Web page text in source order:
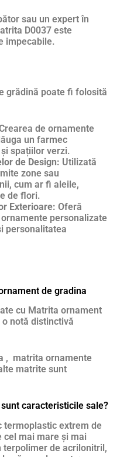
sau un expert în
D0037 este
impecabile.
grădină poate fi folosită
de ornamente
un farmec
spațiilor verzi.
de Design: Utilizată
zone sau
cum ar fi aleile,
de flori.
Exterioare: Oferă
personalizate
personalitatea
de gradina
cu Matrita ornament
notă distinctivă
, matrita ornamente
matrite sunt
caracteristicile sale?
termoplastic extrem de
mai mare și mai
terpolimer de acrilonitril,